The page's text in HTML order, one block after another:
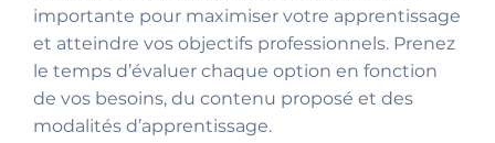
importante pour maximiser votre apprentissage
et atteindre vos objectifs professionnels. Prenez
le temps d’évaluer chaque option en fonction
de vos besoins, du contenu proposé et des
modalités d’apprentissage.